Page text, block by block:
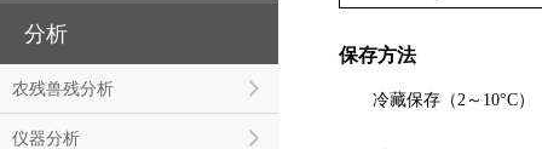
分析
农残兽残分析
仪器分析
保存方法
冷藏保存（2～10°C）